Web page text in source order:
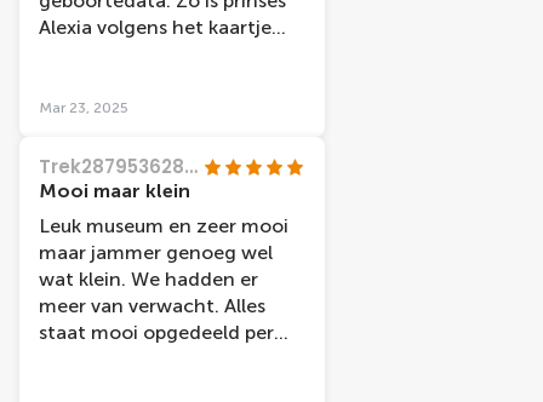
Alexia volgens het kaartje
Mar 23, 2025
Trek28795362849
Mooi maar klein
Leuk museum en zeer mooi
maar jammer genoeg wel
wat klein. We hadden er
meer van verwacht. Alles
staat mooi opgedeeld per